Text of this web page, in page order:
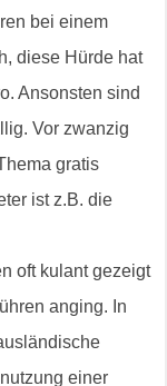
bei einem
diese Hürde hat
Ansonsten sind
Vor zwanzig
gratis
ist z.B. die
oft kulant gezeigt
anging. In
einer